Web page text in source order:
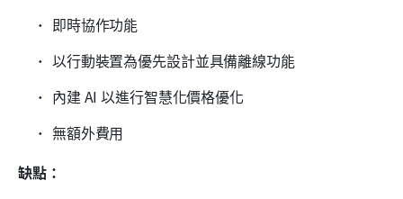
即時協作功能
以行動裝置為優先設計並具備離線功能
內建 AI 以進行智慧化價格優化
無額外費用
缺點：